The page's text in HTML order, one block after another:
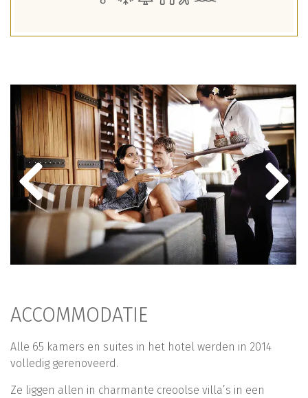
ACCOMMODATIE
Alle 65 kamers en suites in het hotel werden in 2014
volledig gerenoveerd.
Ze liggen allen in charmante creoolse villa’s in een